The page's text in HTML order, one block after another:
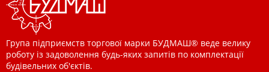
Група підприємств торгової марки БУДМАШ® веде велику
роботу із задоволення будь-яких запитів по комплектації
будівельних об'єктів.